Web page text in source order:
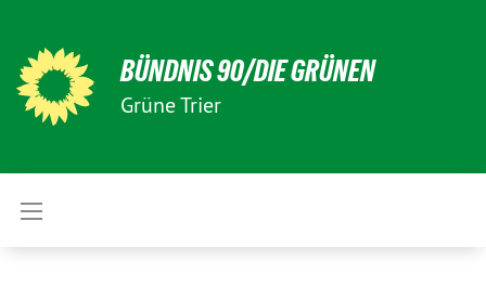
BÜNDNIS 90/DIE GRÜNEN
Grüne Trier